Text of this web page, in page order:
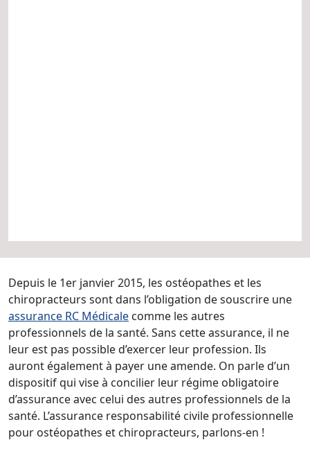
Depuis le 1er janvier 2015, les ostéopathes et les
chiropracteurs sont dans l’obligation de souscrire une
assurance RC Médicale comme les autres
professionnels de la santé. Sans cette assurance, il ne
leur est pas possible d’exercer leur profession. Ils
auront également à payer une amende. On parle d’un
dispositif qui vise à concilier leur régime obligatoire
d’assurance avec celui des autres professionnels de la
santé. L’assurance responsabilité civile professionnelle
pour ostéopathes et chiropracteurs, parlons-en !